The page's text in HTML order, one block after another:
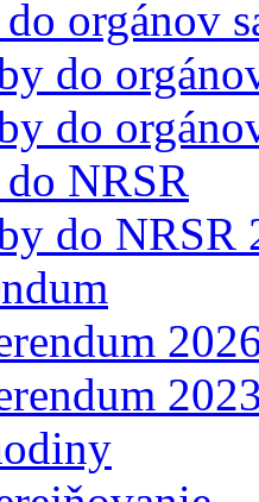
orgánov
do
do
NRSR
do NRSR